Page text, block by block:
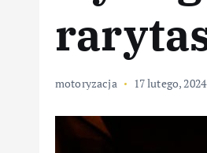
motoryzacja 17 lutego, 2024